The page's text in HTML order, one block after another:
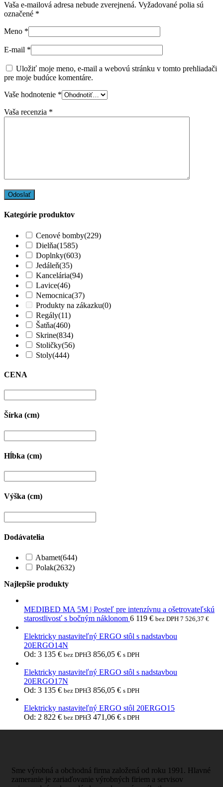
Vaša e-mailová adresa nebude zverejnená. Vyžadované polia sú
označené *
Meno *
E-mail *
Uložiť moje meno, e-mail a webovú stránku v tomto prehliadači
pre moje budúce komentáre.
Vaše hodnotenie *
Vaša recenzia *
Kategórie produktov
Cenové bomby(229)
Dielňa(1585)
Doplnky(603)
Jedáleň(35)
Kancelária(94)
Lavice(46)
Nemocnica(37)
Produkty na zákazku(0)
Regály(11)
Šatňa(460)
Skrine(834)
Stoličky(56)
Stoly(444)
CENA
Šírka (cm)
Hĺbka (cm)
Výška (cm)
Dodávatelia
Abamet(644)
Polak(2632)
Najlepšie produkty
MEDIBED MA 5M | Posteľ pre intenzívnu a ošetrovateľskú
starostlivosť s bočným náklonom 6 119 € bez DPH 7 526,37 €
Elektricky nastaviteľný ERGO stôl s nadstavbou
20ERGO14N
Od: 3 135 € bez DPH3 856,05 € s DPH
Elektricky nastaviteľný ERGO stôl s nadstavbou
20ERGO17N
Od: 3 135 € bez DPH3 856,05 € s DPH
Elektricky nastaviteľný ERGO stôl 20ERGO15
Od: 2 822 € bez DPH3 471,06 € s DPH
Sme výrobná a obchodná firma založená od roku 1991. Hlavné
zameranie je zariaďovanie výrobných firiem a servisov